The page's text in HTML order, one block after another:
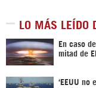
LO MÁS LEÍDO
En caso
mitad de
‘EEUU no